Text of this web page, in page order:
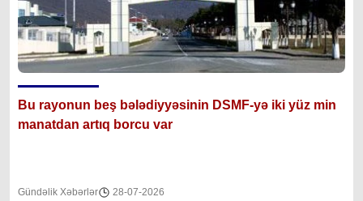
Bu rayonun beş bələdiyyəsinin DSMF-yə iki yüz min
manatdan artıq borcu var
Gündəlik Xəbərlər 28-07-2026